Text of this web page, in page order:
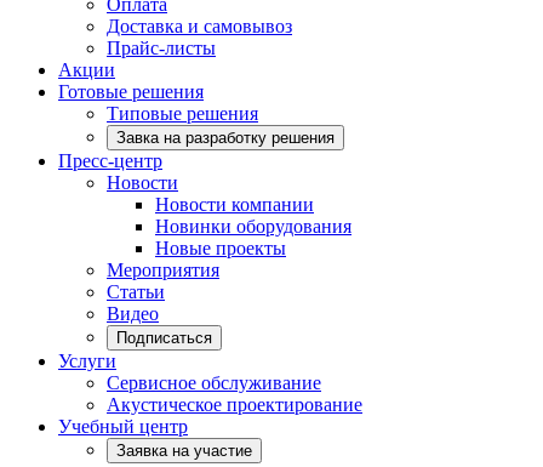
Оплата
Доставка и самовывоз
Прайс-листы
Акции
Готовые решения
Типовые решения
Завка на разработку решения
Пресс-центр
Новости
Новости компании
Новинки оборудования
Новые проекты
Мероприятия
Статьи
Видео
Подписаться
Услуги
Сервисное обслуживание
Акустическое проектирование
Учебный центр
Заявка на участие